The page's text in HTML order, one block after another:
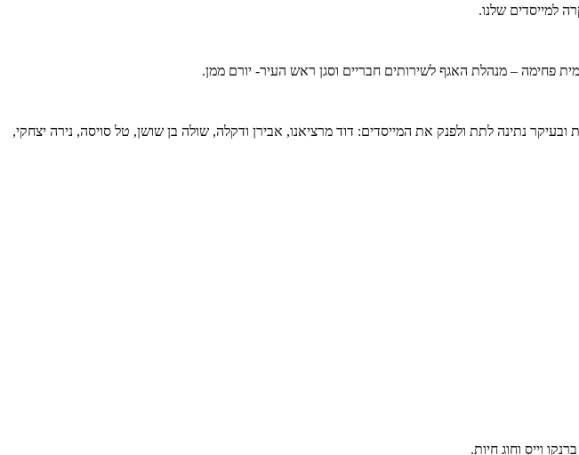
למייסדים שלנו.
פחימה – מנהלת האגף לשירותים חבריים וסגן ראש העיר- יורם ממן.
נתינה לתת ולפנק את המייסדים: דוד מרציאנו, אבירן ודקלה, שולה בן שושן, טל סויסה, נירה יצחקי,
וייס וחוג חיות.